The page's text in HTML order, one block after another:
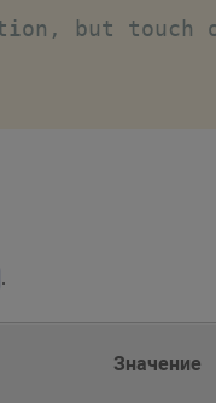
but touch
.
Значение